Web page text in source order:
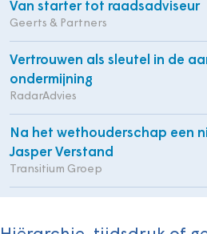
Van starter tot raadsadviseur
Geerts & Partners
Vertrouwen als sleutel in de
ondermijning
RadarAdvies
Na het wethouderschap een
Jasper Verstand
Transitium Groep